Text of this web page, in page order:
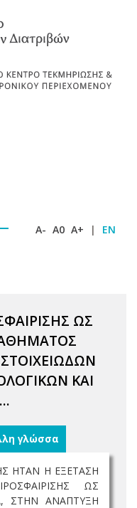
A- A0 A+ | EN
ΩΣ
ΚΑΙ
γλώσσα
ΗΤΑΝ Η ΕΞΕΤΑΣΗ
ΩΣ
ΣΤΗΝ ΑΝΑΠΤΥΞΗ